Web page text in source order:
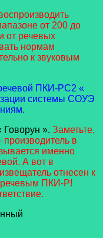
от 200 до
от речевых
нормам
к звуковым
ПКИ-РС2 «
системы СОУЭ
». Заметьте,
в
именно
А вот в
отнесен к
ПКИ-Р!